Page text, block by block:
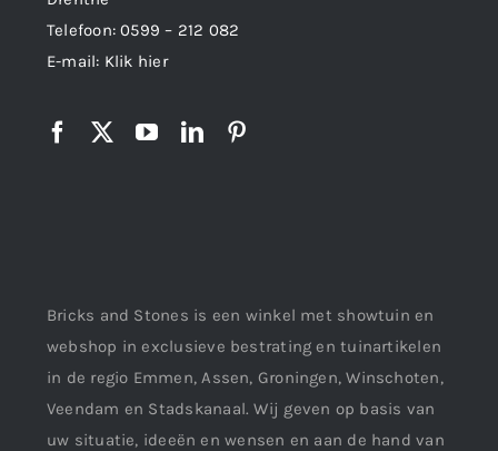
Telefoon:0599 – 212 082
E-mail: Klik hier
Bricks and Stones is een winkel met showtuin en
webshop in exclusieve bestrating en tuinartikelen
in de regio Emmen, Assen, Groningen, Winschoten,
Veendam en Stadskanaal. Wij geven op basis van
uw situatie, ideeën en wensen en aan de hand van